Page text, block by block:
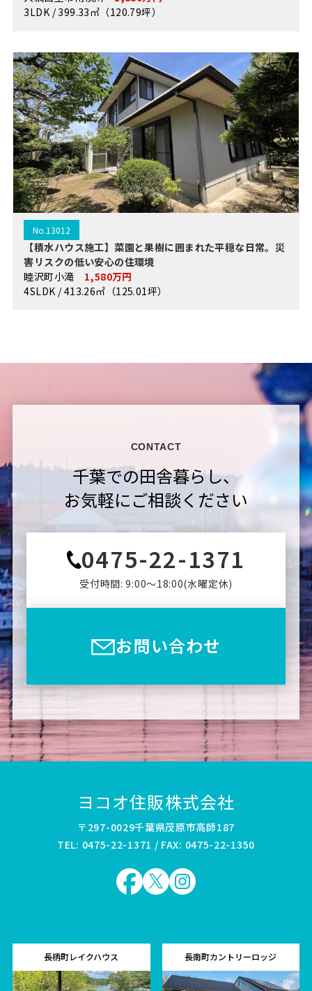
3LDK / 399.33㎡（120.79坪）
No.13012
【積水ハウス施工】菜園と果樹に囲まれた平穏な日常。災
害リスクの低い安心の住環境
睦沢町小滝 1,580万円
4SLDK / 413.26㎡（125.01坪）
CONTACT
千葉での田舎暮らし、
お気軽にご相談ください
0475-22-1371
受付時間: 9:00〜18:00(⽔曜定休)
お問い合わせ
ヨコオ住販株式会社
〒297-0029千葉県茂原市高師187
TEL: 0475-22-1371 / FAX: 0475-22-1350
長柄町レイクハウス 長南町カントリーロッジ